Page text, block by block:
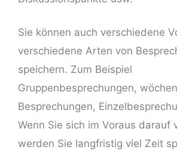
Sie können auch verschiedene
verschiedene Arten von
speichern. Zum Beispiel
Gruppenbesprechungen,
Besprechungen,
Wenn Sie sich im Voraus darauf
werden Sie langfristig viel Zeit